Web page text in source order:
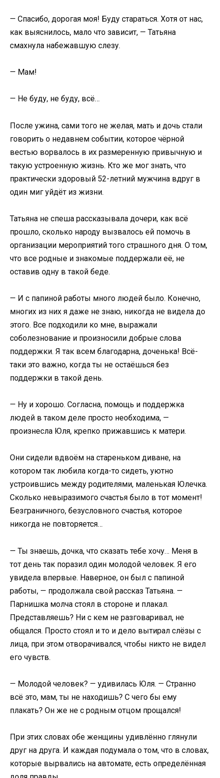
— Спасибо, дорогая моя! Буду стараться. Хотя от нас,
как выяснилось, мало что зависит, — Татьяна
смахнула набежавшую слезу.
— Мам!
— Не буду, не буду, всё…
После ужина, сами того не желая, мать и дочь стали
говорить о недавнем событии, которое чёрной
вестью ворвалось в их размеренную привычную и
такую устроенную жизнь. Кто же мог знать, что
практически здоровый 52-летний мужчина вдруг в
один миг уйдёт из жизни.
Татьяна не спеша рассказывала дочери, как всё
прошло, сколько народу вызвалось ей помочь в
организации мероприятий того страшного дня. О том,
что все родные и знакомые поддержали её, не
оставив одну в такой беде.
— И с папиной работы много людей было. Конечно,
многих из них я даже не знаю, никогда не видела до
этого. Все подходили ко мне, выражали
соболезнование и произносили добрые слова
поддержки. Я так всем благодарна, доченька! Всё-
таки это важно, когда ты не остаёшься без
поддержки в такой день.
— Ну и хорошо. Согласна, помощь и поддержка
людей в таком деле просто необходима, —
произнесла Юля, крепко прижавшись к матери.
Они сидели вдвоём на стареньком диване, на
котором так любила когда-то сидеть, уютно
устроившись между родителями, маленькая Юлечка.
Сколько невыразимого счастья было в тот момент!
Безграничного, безусловного счастья, которое
никогда не повторяется…
— Ты знаешь, дочка, что сказать тебе хочу… Меня в
тот день так поразил один молодой человек. Я его
увидела впервые. Наверное, он был с папиной
работы, — продолжала свой рассказ Татьяна. —
Парнишка молча стоял в стороне и плакал.
Представляешь? Ни с кем не разговаривал, не
общался. Просто стоял и то и дело вытирал слёзы с
лица, при этом отворачивался, чтобы никто не видел
его чувств.
— Молодой человек? — удивилась Юля. — Странно
всё это, мам, ты не находишь? С чего бы ему
плакать? Он же не с родным отцом прощался!
При этих словах обе женщины удивлённо глянули
друг на друга. И каждая подумала о том, что в словах,
которые вырвались на автомате, есть определённая